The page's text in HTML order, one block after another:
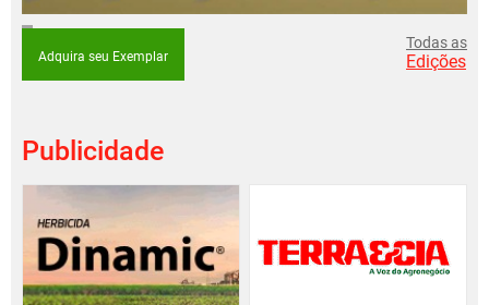
Adquira seu Exemplar
Todas as
Edições
Publicidade